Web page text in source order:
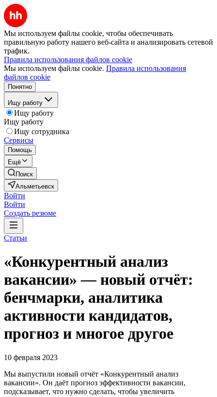
Мы используем файлы cookie, чтобы обеспечивать
правильную работу нашего веб-сайта и анализировать сетевой
трафик.
Правила использования файлов cookie
Мы используем файлы cookie. Правила использования
файлов cookie
Понятно
Ищу работу
Ищу работу
Ищу работу
Ищу сотрудника
Сервисы
Помощь
Ещё
Поиск
Альметьевск
Войти
Войти
Создать резюме
Статьи
«Конкурентный анализ
вакансии» — новый отчёт:
бенчмарки, аналитика
активности кандидатов,
прогноз и многое другое
10 февраля 2023
Мы выпустили новый отчёт «Конкурентный анализ
вакансии». Он даёт прогноз эффективности вакансии,
подсказывает, что нужно сделать, чтобы увеличить